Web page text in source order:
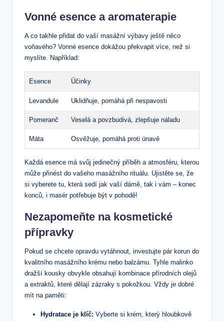
Vonné esence a aromaterapie
A ⁣co takhle přidat do⁣ vaší masážní výbavy ještě něco
voňavého? ⁤Vonné esence⁢ dokážou překvapit více, než si
⁤myslíte. Například:
Esence Účinky
Levandule Uklidňuje, pomáhá ‍při‌ nespavosti
Pomeranč Veselá ‍a povzbudivá, zlepšuje náladu
Máta Osvěžuje, pomáhá proti únavě
Každá⁢ esence má svůj jedinečný příběh ‍a atmosféru,⁢ kterou
může ‌přinést do vašeho masážního rituálu. Ujistěte se, že
si vyberete tu, která⁢ sedí jak vaší dámě, tak i vám – konec
konců, i masér potřebuje‍ být v pohodě!
Nezapomeňte na kosmetické
přípravky
Pokud se chcete⁣ opravdu vytáhnout, investujte pár korun do
kvalitního​ masážního krému ⁣nebo balzámu. Tyhle malinko
dražší kousky obvykle obsahují kombinace přírodních olejů⁤
a extraktů, které dělají zázraky s pokožkou. Vždy je dobré
mít na paměti:
Hydratace‌ je klíč: Vyberte si krém, který hloubkově